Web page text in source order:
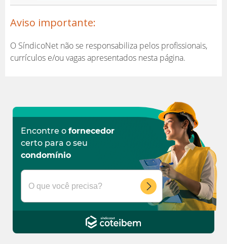
Aviso importante:
O SíndicoNet não se responsabiliza pelos profissionais,
currículos e/ou vagas apresentados nesta página.
Encontre o fornecedor
certo para o seu
condomínio